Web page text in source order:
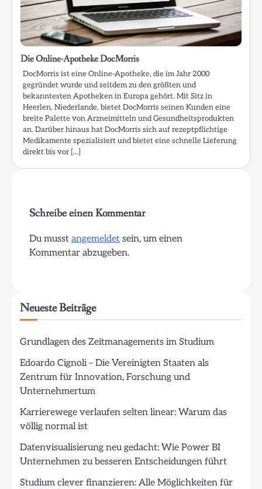
Die Online-Apotheke DocMorris
DocMorris ist eine Online-Apotheke, die im Jahr 2000
gegründet wurde und seitdem zu den größten und
bekanntesten Apotheken in Europa gehört. Mit Sitz in
Heerlen, Niederlande, bietet DocMorris seinen Kunden eine
breite Palette von Arzneimitteln und Gesundheitsprodukten
an. Darüber hinaus hat DocMorris sich auf rezeptpflichtige
Medikamente spezialisiert und bietet eine schnelle Lieferung
direkt bis vor […]
Schreibe einen Kommentar
Du musst angemeldet sein, um einen
Kommentar abzugeben.
Neueste Beiträge
Grundlagen des Zeitmanagements im Studium
Edoardo Cignoli – Die Vereinigten Staaten als
Zentrum für Innovation, Forschung und
Unternehmertum
Karrierewege verlaufen selten linear: Warum das
völlig normal ist
Datenvisualisierung neu gedacht: Wie Power BI
Unternehmen zu besseren Entscheidungen führt
Studium clever finanzieren: Alle Möglichkeiten für